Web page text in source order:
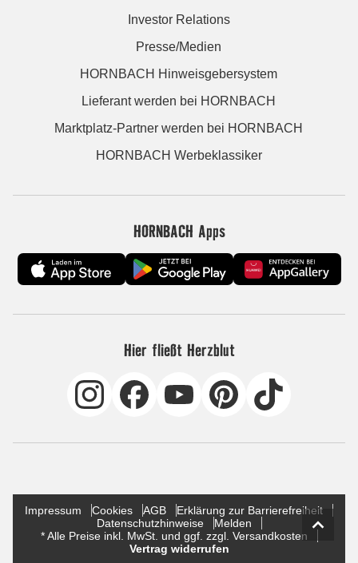
Investor Relations
Presse/Medien
HORNBACH Hinweisgebersystem
Lieferant werden bei HORNBACH
Marktplatz-Partner werden bei HORNBACH
HORNBACH Werbeklassiker
HORNBACH Apps
Hier fließt Herzblut
Impressum Cookies AGB
Erklärung zur Barrierefreiheit
Datenschutzhinweise
Melden
* Alle Preise inkl. MwSt. und ggf. zzgl. Versandkosten
Vertrag widerrufen